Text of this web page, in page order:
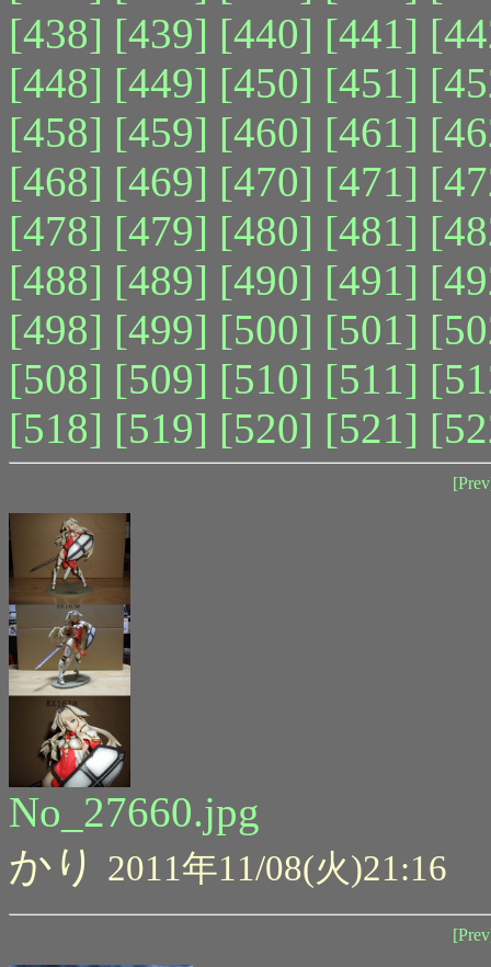
[438] [439] [440] [441]
[448] [449] [450] [451]
[458] [459] [460] [461]
[468] [469] [470] [471]
[478] [479] [480] [481]
[488] [489] [490] [491]
[498] [499] [500] [501]
[508] [509] [510] [511]
[518] [519] [520] [521]
No_27660.jpg
かり
2011年11/08(火)21:16